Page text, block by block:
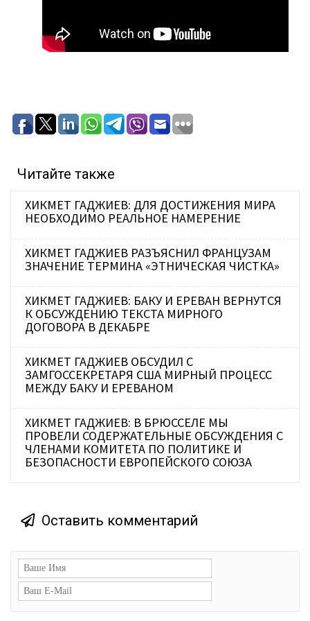
Читайте также
ХИКМЕТ ГАДЖИЕВ: ДЛЯ ДОСТИЖЕНИЯ МИРА
НЕОБХОДИМО РЕАЛЬНОЕ НАМЕРЕНИЕ
ХИКМЕТ ГАДЖИЕВ РАЗЪЯСНИЛ ФРАНЦУЗАМ
ЗНАЧЕНИЕ ТЕРМИНА «ЭТНИЧЕСКАЯ ЧИСТКА»
ХИКМЕТ ГАДЖИЕВ: БАКУ И ЕРЕВАН ВЕРНУТСЯ
К ОБСУЖДЕНИЮ ТЕКСТА МИРНОГО
ДОГОВОРА В ДЕКАБРЕ
ХИКМЕТ ГАДЖИЕВ ОБСУДИЛ С
ЗАМГОССЕКРЕТАРЯ США МИРНЫЙ ПРОЦЕСС
МЕЖДУ БАКУ И ЕРЕВАНОМ
ХИКМЕТ ГАДЖИЕВ: В БРЮССЕЛЕ МЫ
ПРОВЕЛИ СОДЕРЖАТЕЛЬНЫЕ ОБСУЖДЕНИЯ С
ЧЛЕНАМИ КОМИТЕТА ПО ПОЛИТИКЕ И
БЕЗОПАСНОСТИ ЕВРОПЕЙСКОГО СОЮЗА
Оставить комментарий